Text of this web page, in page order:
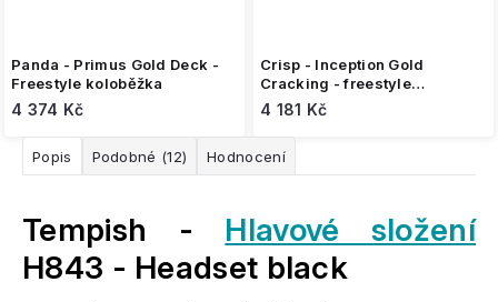
Panda - Primus Gold Deck -
Freestyle koloběžka
4 374 Kč
Crisp - Inception Gold
Cracking - freestyle
koloběžka
4 181 Kč
Popis Podobné (12) Hodnocení
Tempish - Hlavové složení
H843 - Headset black